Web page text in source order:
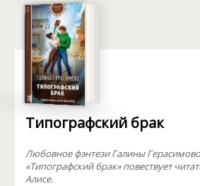
Типографский брак
Любовное фэнтези Галины
«Типографский брак» повествует
Алисе.